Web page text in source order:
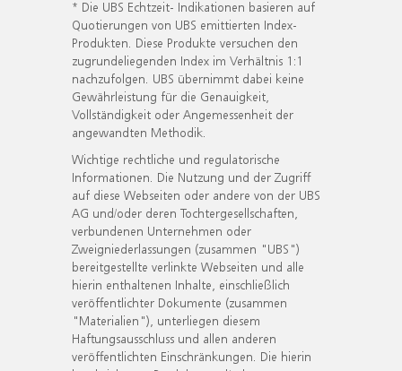
* Die UBS Echtzeit- Indikationen basieren auf
Quotierungen von UBS emittierten Index-
Produkten. Diese Produkte versuchen den
zugrundeliegenden Index im Verhältnis 1:1
nachzufolgen. UBS übernimmt dabei keine
Gewährleistung für die Genauigkeit,
Vollständigkeit oder Angemessenheit der
angewandten Methodik.
Wichtige rechtliche und regulatorische
Informationen. Die Nutzung und der Zugriff
auf diese Webseiten oder andere von der UBS
AG und/oder deren Tochtergesellschaften,
verbundenen Unternehmen oder
Zweigniederlassungen (zusammen "UBS")
bereitgestellte verlinkte Webseiten und alle
hierin enthaltenen Inhalte, einschließlich
veröffentlichter Dokumente (zusammen
"Materialien"), unterliegen diesem
Haftungsausschluss und allen anderen
veröffentlichten Einschränkungen. Die hierin